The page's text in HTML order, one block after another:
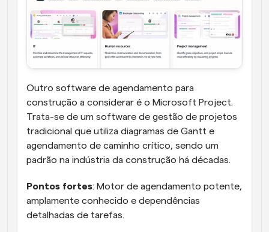
Outro software de agendamento para
construção a considerar é o Microsoft Project.
Trata-se de um software de gestão de projetos
tradicional que utiliza diagramas de Gantt e
agendamento de caminho crítico, sendo um
padrão na indústria da construção há décadas.
Pontos fortes: Motor de agendamento potente,
amplamente conhecido e dependências
detalhadas de tarefas.